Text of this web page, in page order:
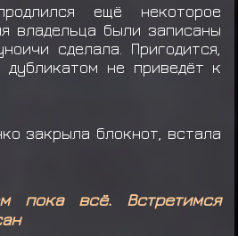
ещё некоторое
владельца были записаны
сделала. Пригодится,
не приведёт к
закрыла блокнот, встала
пока всё. Встретимся